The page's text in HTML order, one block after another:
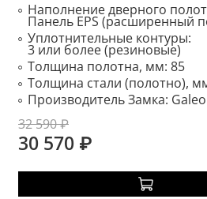
Наполнение дверного
Панель EPS (расширенный
Уплотнительные контуры:
3 или более (резиновые)
Толщина полотна, мм: 85
Толщина стали (полотно),
Производитель Замка:
32 590 ₽
30 570 ₽